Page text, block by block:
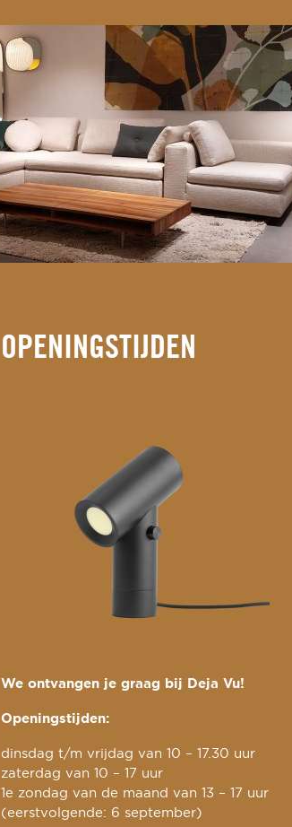
OPENINGSTIJDEN
We ontvangen je graag bij Deja Vu!
Openingstijden:
dinsdag t/m vrijdag van 10 – 17.30 uur
zaterdag van 10 – 17 uur
1e zondag van de maand van 13 – 17 uur
(eerstvolgende: 6 september)